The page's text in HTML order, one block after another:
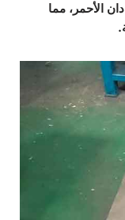
الأحمر، مما